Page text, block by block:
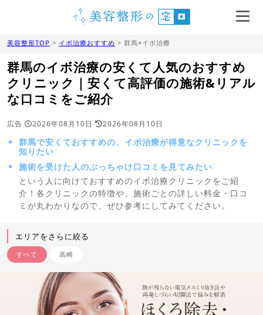
美容整形TOP > イボ治療おすすめ > 群馬×イボ治療
群馬のイボ治療の安くて人気のおすすめ
クリニック｜安くて高評価の施術&リアル
な口コミをご紹介
広告 2026年08月10日 2026年08月10日
群馬で安くておすすめの、イボ治療が得意なクリニックを
知りたい
施術を受けた人のぶっちゃけ口コミを見てみたい
という人に向けておすすめのイボ治療クリニックをご紹
介！各クリニックの特徴や、施術ごとの詳しい料金・口コ
ミが丸わかりなので、ぜひ参考にしてみてください。
エリアをさらに絞る
すべて 高崎